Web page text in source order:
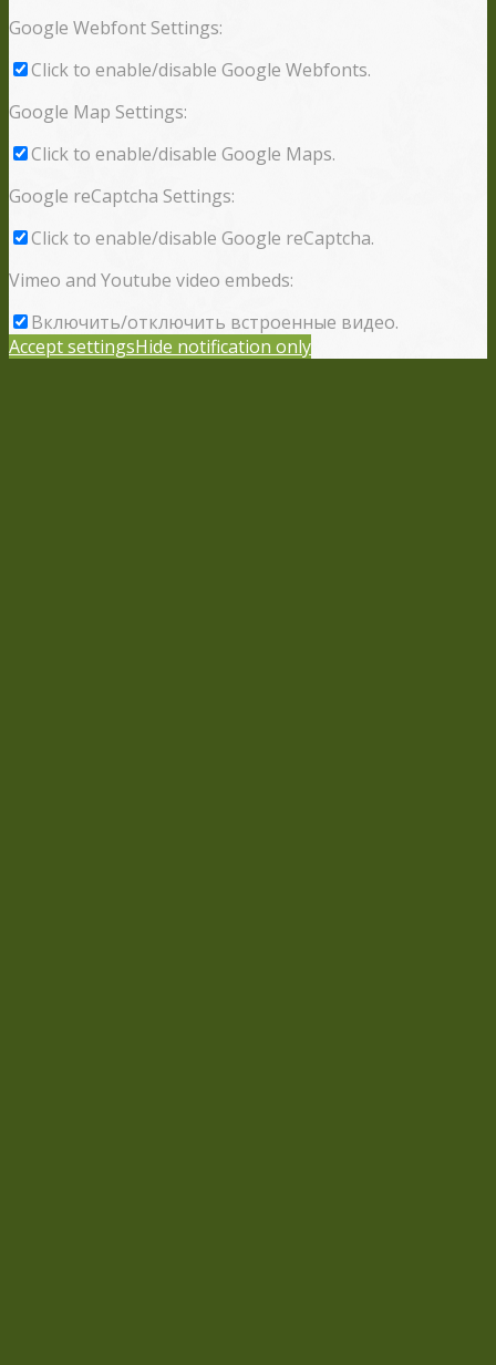
Google Webfont Settings:
Click to enable/disable Google Webfonts.
Google Map Settings:
Click to enable/disable Google Maps.
Google reCaptcha Settings:
Click to enable/disable Google reCaptcha.
Vimeo and Youtube video embeds:
Включить/отключить встроенные видео.
Accept settingsHide notification only